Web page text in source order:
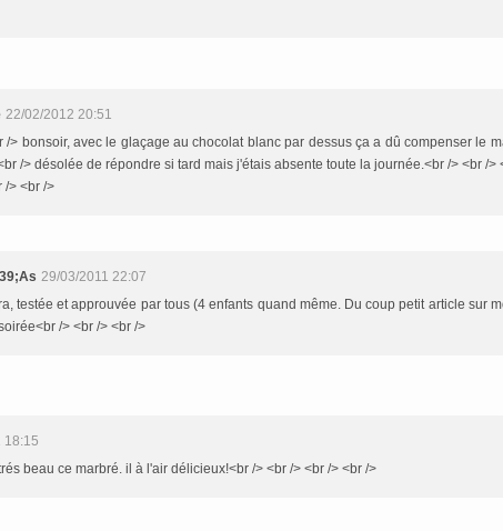
22/02/2012 20:51
/> bonsoir, avec le glaçage au chocolat blanc par dessus ça a dû compenser le
/> désolée de répondre si tard mais j'étais absente toute la journée.<br /> <br />
/> <br />
29/03/2011 22:07
testée et approuvée par tous (4 enfants quand même. Du coup petit article sur
/> <br /> <br />
18:15
beau ce marbré. il à l'air délicieux!<br /> <br /> <br /> <br />